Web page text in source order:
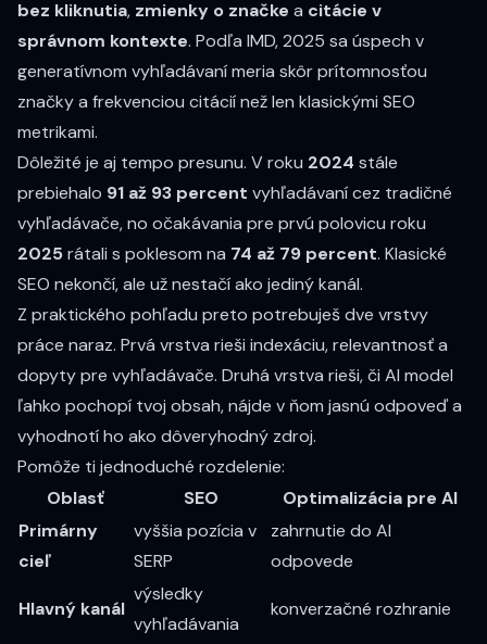
bez kliknutia, zmienky o značke a citácie v
správnom kontexte. Podľa IMD, 2025 sa úspech v
generatívnom vyhľadávaní meria skôr prítomnosťou
značky a frekvenciou citácií než len klasickými SEO
metrikami.
Dôležité je aj tempo presunu. V roku 2024 stále
prebiehalo 91 až 93 percent vyhľadávaní cez tradičné
vyhľadávače, no očakávania pre prvú polovicu roku
2025rátali s poklesom na 74 až 79 percent. Klasické
SEO nekončí, ale už nestačí ako jediný kanál.
Z praktického pohľadu preto potrebuješ dve vrstvy
práce naraz. Prvá vrstva rieši indexáciu, relevantnosť a
dopyty pre vyhľadávače. Druhá vrstva rieši, či AI model
ľahko pochopí tvoj obsah, nájde v ňom jasnú odpoveď a
vyhodnotí ho ako dôveryhodný zdroj.
Pomôže ti jednoduché rozdelenie:
Oblasť
SEO
Optimalizácia pre AI
Primárny
cieľ
vyššia pozícia v
SERP
zahrnutie do AI
odpovede
Hlavný kanál
výsledky
vyhľadávania
konverzačné rozhranie